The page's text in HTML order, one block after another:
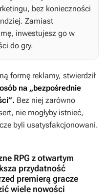
bez konieczności
Zamiast
inwestujesz go w
do gry.
formę reklamy, stwierdził
na „bezpośrednie
Bez niej zarówno
, nie mogłyby istnieć,
byli usatysfakcjonowani.
RPG z otwartym
przydatność
premierą gracze
wiele nowości